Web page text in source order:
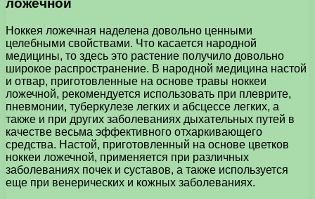
ложечной
Ноккея ложечная наделена довольно ценными
целебными свойствами. Что касается народной
медицины, то здесь это растение получило довольно
широкое распространение. В народной медицина настой
и отвар, приготовленные на основе травы ноккеи
ложечной, рекомендуется использовать при плеврите,
пневмонии, туберкулезе легких и абсцессе легких, а
также и при других заболеваниях дыхательных путей в
качестве весьма эффективного отхаркивающего
средства. Настой, приготовленный на основе цветков
ноккеи ложечной, применяется при различных
заболеваниях почек и суставов, а также используется
еще при венерических и кожных заболеваниях.